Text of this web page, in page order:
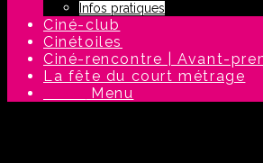
Infos pratiques
Ciné-club
Cinétoiles
Ciné-rencontre | Avant-
La fête du court métrage
Menu